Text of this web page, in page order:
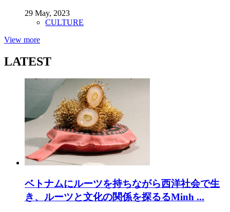
29 May, 2023
CULTURE
View more
LATEST
ベトナムにルーツを持ちながら西洋社会で生
き、ルーツと文化の関係を探るるMinh ...